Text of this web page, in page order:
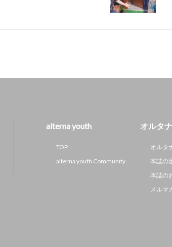
alterna youth
TOP
alterna youth Community
オルタ
オルタ
本誌の
本誌の
メルマ